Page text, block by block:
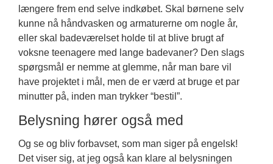
længere frem end selve indkøbet. Skal børnene selv
kunne nå håndvasken og armaturerne om nogle år,
eller skal badeværelset holde til at blive brugt af
voksne teenagere med lange badevaner? Den slags
spørgsmål er nemme at glemme, når man bare vil
have projektet i mål, men de er værd at bruge et par
minutter på, inden man trykker “bestil”.
Belysning hører også med
Og se og bliv forbavset, som man siger på engelsk!
Det viser sig, at jeg også kan klare al belysningen